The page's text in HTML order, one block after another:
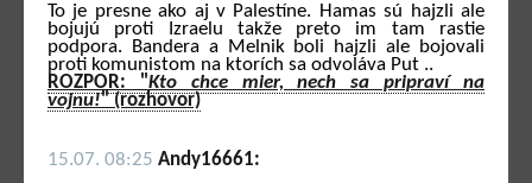
To je presne ako aj v Palestíne. Hamas sú hajzli ale
bojujú proti Izraelu takže preto im tam rastie
podpora. Bandera a Melnik boli hajzli ale bojovali
proti komunistom na ktorích sa odvoláva Put ..
ROZPOR: "Kto chce mier, nech sa pripraví na
vojnu!" (rozhovor)
15.07. 08:25 Andy16661: